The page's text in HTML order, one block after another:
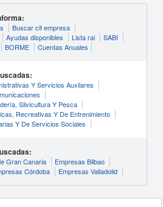
Buscar cif empresa
Ayudas disponibles Lista rai
SABI
BORME Cuentas Anuales
Y Servicios Auxliares
Silvicultura Y Pesca
Recreativas Y De Entrenimiento
Y De Servicios Sociales
Gran Canaria
Empresas Bilbao
Córdoba Empresas Valladolid